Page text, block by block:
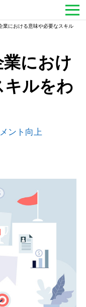
積もり依頼
業における意味や必要なスキル
におけ
キルをわ
ント向上